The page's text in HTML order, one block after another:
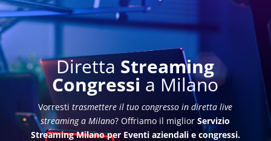
Diretta Streaming
Congressi a Milano
Vorrestitrasmettere il tuo congresso in diretta live
streaming a Milano? Offriamo il migliorServizio
Streaming Milano per Eventi aziendali e congressi.